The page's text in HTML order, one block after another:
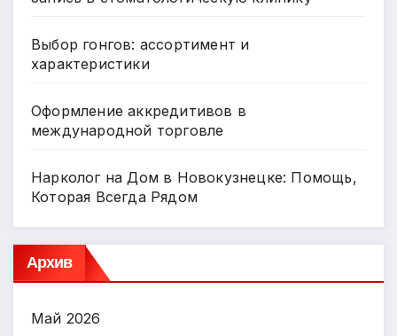
Выбор гонгов: ассортимент и
характеристики
Оформление аккредитивов в
международной торговле
Нарколог на Дом в Новокузнецке: Помощь,
Которая Всегда Рядом
Архив
Май 2026